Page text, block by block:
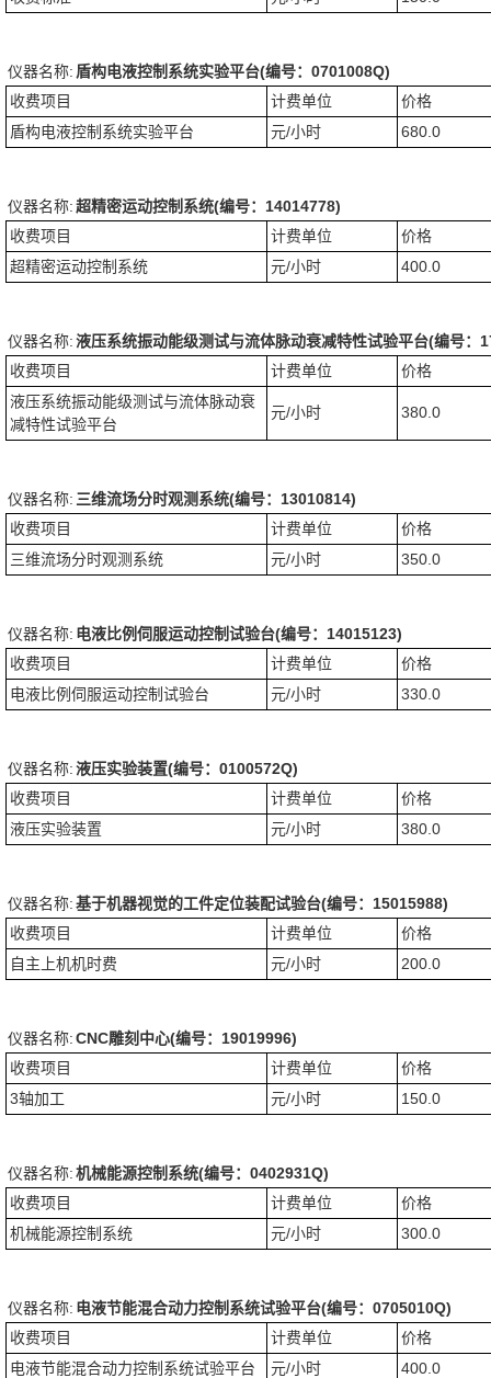
仪器名称: 盾构电液控制系统实验平台(编号：0701008Q)
收费项目
计费单位
价格
盾构电液控制系统实验平台
元/小时 680.0
仪器名称:超精密运动控制系统(编号：14014778)
收费项目
计费单位
价格
超精密运动控制系统
元/小时 400.0
仪器名称:液压系统振动能级测试与流体脉动衰减特性试验平台(编号：
收费项目
计费单位
价格
液压系统振动能级测试与流体脉动衰
减特性试验平台
元/小时 380.0
仪器名称: 三维流场分时观测系统(编号：13010814)
收费项目
计费单位
价格
三维流场分时观测系统
元/小时 350.0
仪器名称: 电液比例伺服运动控制试验台(编号：14015123)
收费项目
计费单位
价格
电液比例伺服运动控制试验台
元/小时 330.0
仪器名称:液压实验装置(编号：0100572Q)
收费项目
计费单位
价格
液压实验装置
元/小时 380.0
仪器名称:基于机器视觉的工件定位装配试验台(编号：15015988)
收费项目
计费单位
价格
自主上机机时费
元/小时 200.0
仪器名称:CNC雕刻中心(编号：19019996)
收费项目
计费单位
价格
3轴加工
元/小时 150.0
仪器名称:机械能源控制系统(编号：0402931Q)
收费项目
计费单位
价格
机械能源控制系统
元/小时 300.0
仪器名称: 电液节能混合动力控制系统试验平台(编号：0705010Q)
收费项目
计费单位
价格
电液节能混合动力控制系统试验平台
元/小时 400.0